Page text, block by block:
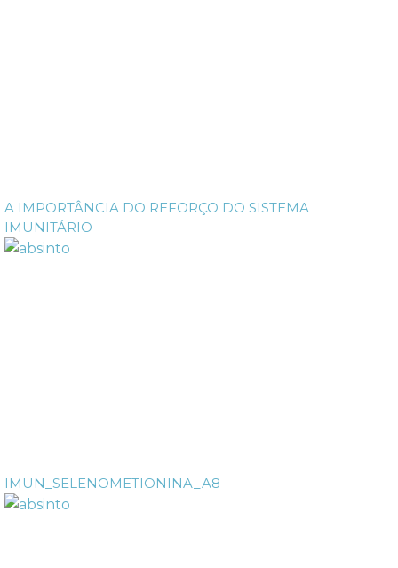
A IMPORTÂNCIA DO REFORÇO DO SISTEMA
IMUNITÁRIO
IMUN_SELENOMETIONINA_A8